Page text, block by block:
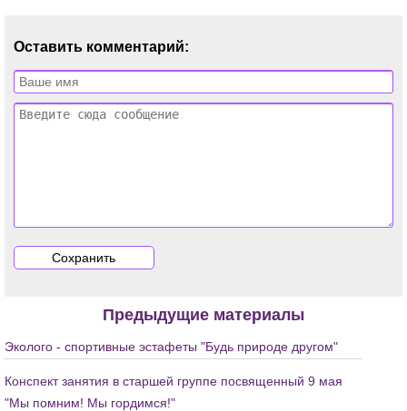
Оставить комментарий:
Предыдущие материалы
Эколого - спортивные эстафеты "Будь природе другом"
Конспект занятия в старшей группе посвященный 9 мая
"Мы помним! Мы гордимся!"